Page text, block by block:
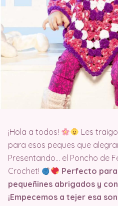
¡Hola a todos!
Les
para esos peques que
Presentando… el Poncho de
Crochet!
Perfecto
pequeñines abrigados y
¡Empecemos a tejer esa